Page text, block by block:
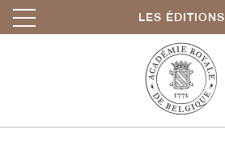
LES ÉDITIONS